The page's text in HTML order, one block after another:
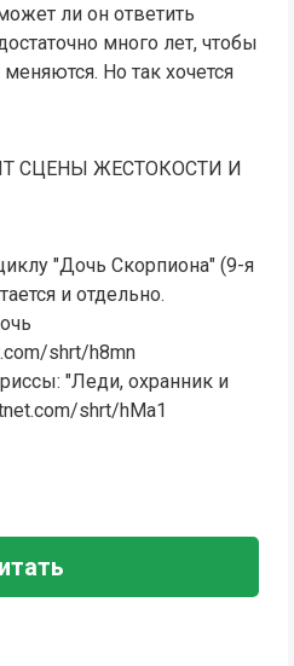
ли он ответить
много лет, чтобы
Но так хочется
СЦЕНЫ ЖЕСТОКОСТИ И
"Дочь Скорпиона" (9-я
и отдельно.
shrt/h8mn
"Леди, охранник и
shrt/hMa1